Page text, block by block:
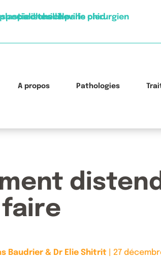
À propos Pathologies
Baudrier & Dr Elie Shitrit 27